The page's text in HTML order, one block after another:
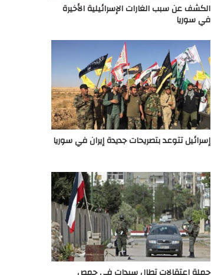
الكشف عن سبب الغارات الإسرائيلية الأخيرة
في سوريا
إسرائيل تتوعد بتصريحات جديدة إيران في سوريا